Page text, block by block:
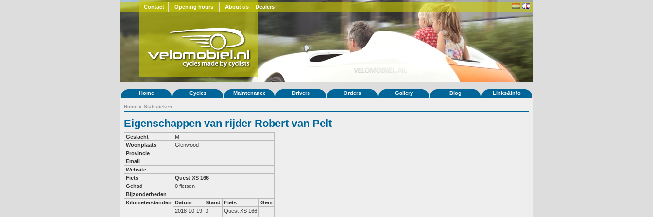
Contact Opening hours About us Dealers
Home Cycles Maintenance Drivers Orders Gallery Blog Links&Info
Home » Statistieken
Eigenschappen van rijder Robert van Pelt
Geslacht
M
Woonplaats
Glenwood
Provincie
Email
Website
Fiets
Quest XS 166
Gehad
0 fietsen
Bijzonderheden
Kilometerstanden
Datum Stand Fiets
Gem
2018-10-19 0 Quest XS 166 -